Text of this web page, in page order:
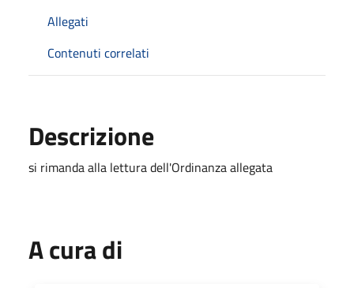
Allegati
Contenuti correlati
Descrizione
si rimanda alla lettura dell'Ordinanza allegata
A cura di